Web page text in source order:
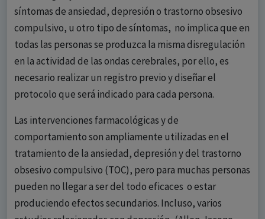
síntomas de ansiedad, depresión o trastorno obsesivo
compulsivo, u otro tipo de síntomas, no implica que en
todas las personas se produzca la misma disregulación
en la actividad de las ondas cerebrales, por ello, es
necesario realizar un registro previo y diseñar el
protocolo que será indicado para cada persona.
Las intervenciones farmacológicas y de
comportamiento son ampliamente utilizadas en el
tratamiento de la ansiedad, depresión y del trastorno
obsesivo compulsivo (TOC), pero para muchas personas
pueden no llegar a ser del todo eficaces o estar
produciendo efectos secundarios. Incluso, varios